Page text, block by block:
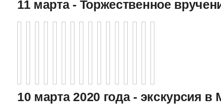
11 марта - Торжественное
10 марта 2020 года - экскурсия в